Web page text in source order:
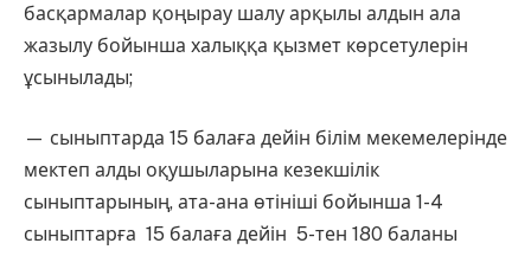
басқармалар қоңырау шалу арқылы алдын ала
жазылу бойынша халыққа қызмет көрсетулерін
ұсынылады;
— сыныптарда 15 балаға дейін білім мекемелерінде
мектеп алды оқушыларына кезекшілік
сыныптарының, ата-ана өтініші бойынша 1-4
сыныптарға 15 балаға дейін 5-тен 180 баланы